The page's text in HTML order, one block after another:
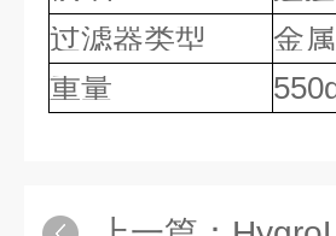
过滤器类型
金
重量